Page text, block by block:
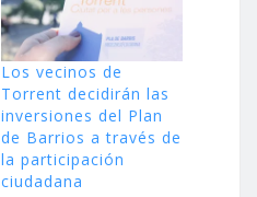
Los vecinos de
Torrent decidirán las
inversiones del Plan
de Barrios a través de
la participación
ciudadana